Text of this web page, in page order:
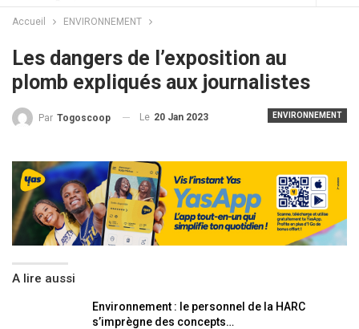
Accueil ENVIRONNEMENT
Les dangers de l’exposition au
plomb expliqués aux journalistes
ENVIRONNEMENT
Par Togoscoop Le 20 Jan 2023
A lire aussi
Environnement : le personnel de la HARC
s’imprègne des concepts…